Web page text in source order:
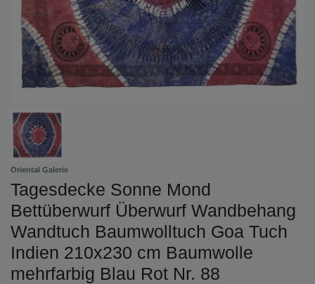
Oriental Galerie
Tagesdecke Sonne Mond
Bettüberwurf Überwurf Wandbehang
Wandtuch Baumwolltuch Goa Tuch
Indien 210x230 cm Baumwolle
mehrfarbig Blau Rot Nr. 88